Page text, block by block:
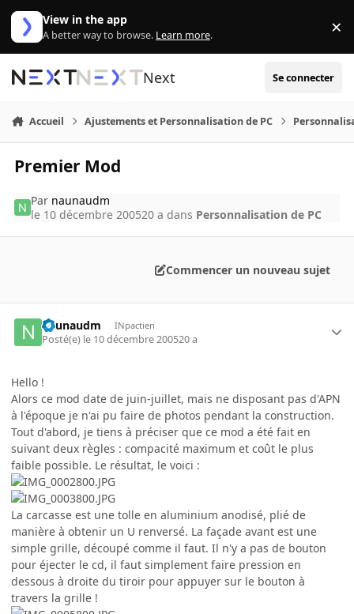
Aller au contenu
View in the app
A better way to browse. Learn more. ×
Next Se connecter
Accueil Ajustements et Personnalisation de PC
Premier Mod
Par naunaudm
le 10 décembre 200520 a dans Personnalisation de PC
Commencer un nouveau sujet
naunaudm INpactien
Posté(e) le 10 décembre 200520 a
Hello !
Alors ce mod date de juin-juillet, mais ne disposant pas d'APN
à l'époque je n'ai pu faire de photos pendant la construction.
Tout d'abord, je tiens à préciser que ce mod a été fait en
suivant deux règles : compacité maximum et coût le plus
faible possible. Le résultat, le voici :
La carcasse est une tolle en aluminium anodisé, plié de
manière à obtenir un U renversé. La façade avant est une
simple grille, découpé comme il faut. Il n'y a pas de bouton
pour éjecter le cd, il faut simplement faire pression en
dessous à droite du tiroir pour appuyer sur le bouton à
travers la grille !